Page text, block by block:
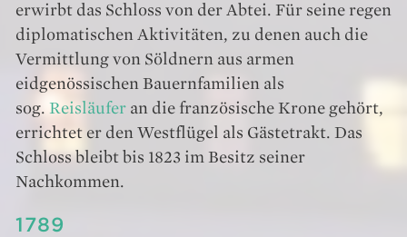
erwirbt das Schloss von der Abtei. Für seine regen
diplomatischen Aktivitäten, zu denen auch die
Vermittlung von Söldnern aus armen
eidgenössischen Bauernfamilien als
sog. Reisläufer an die französische Krone gehört,
errichtet er den Westflügel als Gästetrakt. Das
Schloss bleibt bis 1823 im Besitz seiner
Nachkommen.
1789